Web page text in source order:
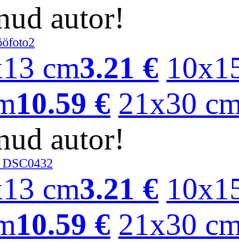
autor!
cm3.21 €
10.59 € 21x30
autor!
cm3.21 €
10.59 € 21x30